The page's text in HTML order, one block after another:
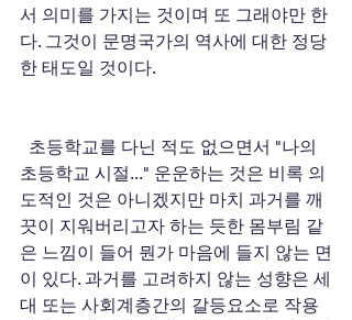
서 의미를 가지는 것이며 또 그래야만 한
다. 그것이 문명국가의 역사에 대한 정당
한 태도일 것이다.
초등학교 시절..." 운운하는 것은 비록 의
도적인 것은 아니겠지만 마치 과거를 깨
끗이 지워버리고자 하는 듯한 몸부림 같
은 느낌이 들어 뭔가 마음에 들지 않는 면
이 있다. 과거를 고려하지 않는 성향은 세
대 또는 사회계층간의 갈등요소로 작용